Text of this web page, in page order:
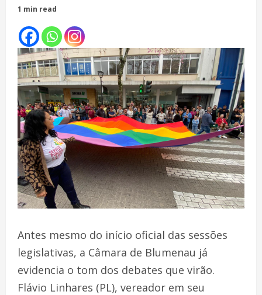
1 min read
Antes mesmo do início oficial das sessões
legislativas, a Câmara de Blumenau já
evidencia o tom dos debates que virão.
Flávio Linhares (PL), vereador em seu